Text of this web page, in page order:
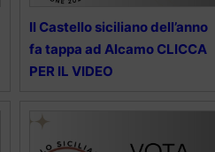
Il Castello siciliano dell’anno
fa tappa ad Alcamo CLICCA
PER IL VIDEO